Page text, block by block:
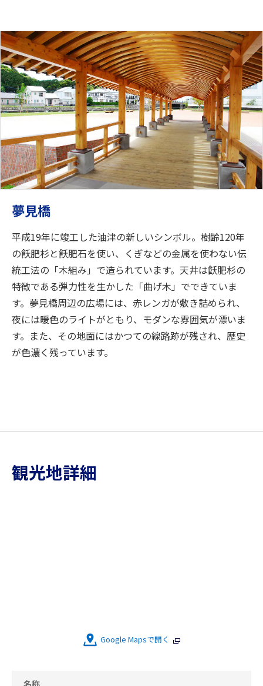
夢見橋
平成19年に竣工した油津の新しいシンボル。樹齢120年
の飫肥杉と飫肥石を使い、くぎなどの金属を使わない伝
統工法の「木組み」で造られています。天井は飫肥杉の
特徴である弾力性を生かした「曲げ木」でできていま
す。夢見橋周辺の広場には、赤レンガが敷き詰められ、
夜には暖色のライトがともり、モダンな雰囲気が漂いま
す。また、その地面にはかつての線路跡が残され、歴史
が色濃く残っています。
観光地詳細
Google Mapsで開く